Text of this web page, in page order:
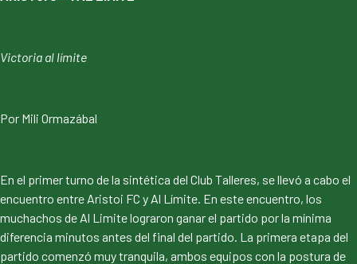
Victoria al límite
Por Mili Ormazábal
En el primer turno de la sintética del Club Talleres, se llevó a cabo el
encuentro entre Aristoi FC y Al Límite. En este encuentro, los
muchachos de Al Limite lograron ganar el partido por la mínima
diferencia minutos antes del final del partido. La primera etapa del
partido comenzó muy tranquila, ambos equipos con la postura de